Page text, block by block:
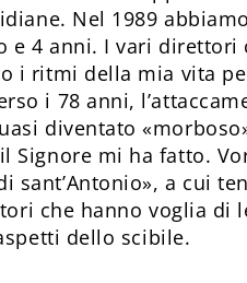
Nel 1989
e 4 anni. I vari
i ritmi della mia vita
i 78 anni,
diventato
Signore mi ha fatto.
sant’Antonio», a cui
che hanno voglia di
dello scibile.